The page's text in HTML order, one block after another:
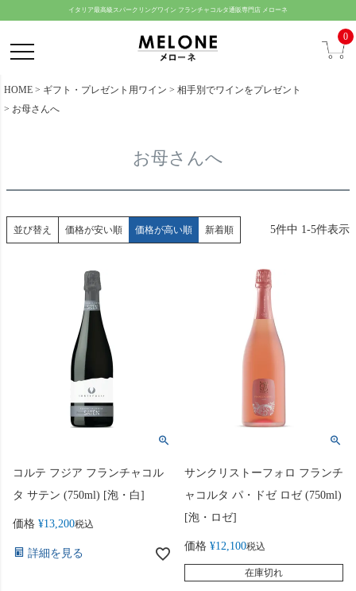
イタリア最高級スパークリングワイン フランチャコルタ通販専門店 メローネ
0
HOME ギフト・プレゼント用ワイン
相手別でワインをプレゼント
お母さんへ
お母さんへ
並び替え 価格が安い順 価格が高い順 新着順 5件中 1-5件表示
コルテ フジア フランチャコル
タ サテン (750ml) [泡・白]
価格 ¥13,200税込
詳細を見る
サンクリストーフォロ フランチ
ャコルタ パ・ドゼ ロゼ (750ml)
[泡・ロゼ]
価格 ¥12,100税込
在庫切れ
ジト
ップ